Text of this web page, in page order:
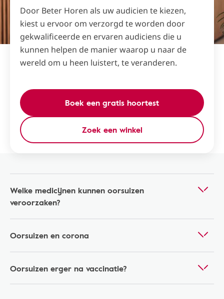
Door Beter Horen als uw audicien te kiezen,
kiest u ervoor om verzorgd te worden door
gekwalificeerde en ervaren audiciens die u
kunnen helpen de manier waarop u naar de
wereld om u heen luistert, te veranderen.
Boek een gratis hoortest
Zoek een winkel
Welke medicijnen kunnen oorsuizen
veroorzaken?
Oorsuizen en corona
Oorsuizen erger na vaccinatie?